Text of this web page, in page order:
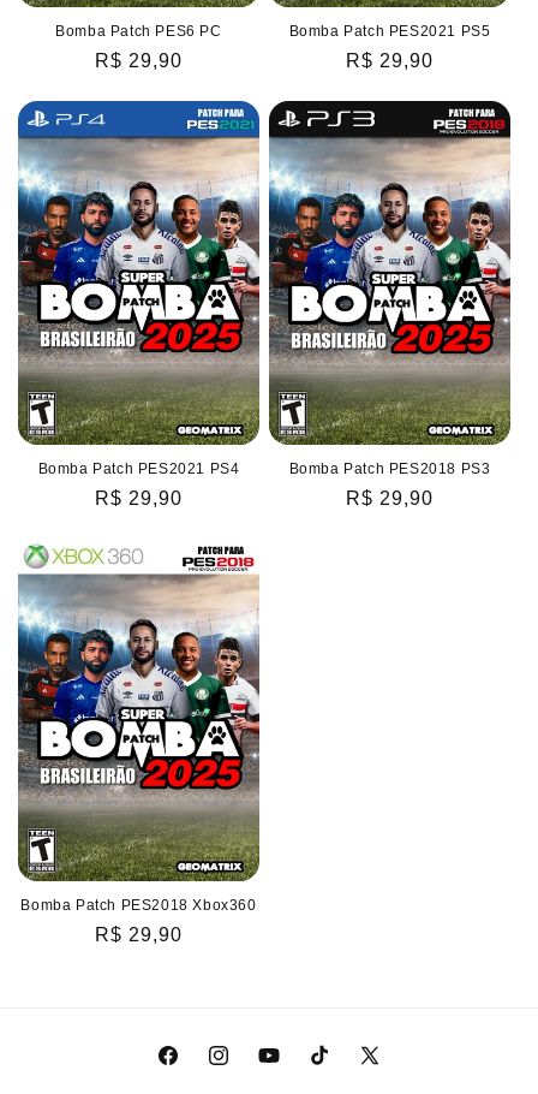
Bomba Patch PES6 PC
Preço
R$ 29,90
Bomba Patch PES2021 PS5
Preço
R$ 29,90
Bomba Patch PES2021 PS4
Preço
R$ 29,90
Bomba Patch PES2018 PS3
Preço
R$ 29,90
Bomba Patch PES2018 Xbox360
Preço
R$ 29,90
FacebookInstagramYouTubeTikTok X